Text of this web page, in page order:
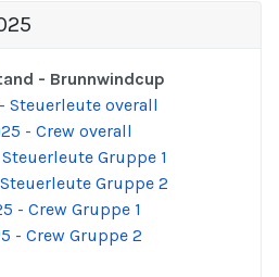
- Brunnwindcup
Steuerleute overall
- Crew overall
Gruppe 1
Gruppe 2
- Crew Gruppe 1
- Crew Gruppe 2